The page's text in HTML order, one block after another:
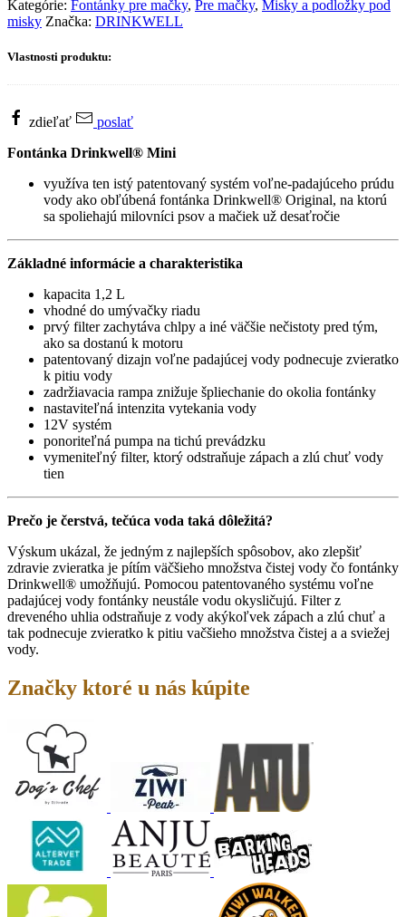
Mini
Kategórie: Fontánky pre mačky, Pre mačky, Misky a podložky pod
misky Značka: DRINKWELL
Vlastnosti produktu:
zdieľať
poslať
Fontánka Drinkwell® Mini
využíva ten istý patentovaný systém voľne-padajúceho prúdu
vody ako obľúbená fontánka Drinkwell® Original, na ktorú
sa spoliehajú milovníci psov a mačiek už desaťročie
Základné informácie a charakteristika
kapacita 1,2 L
vhodné do umývačky riadu
prvý filter zachytáva chlpy a iné väčšie nečistoty pred tým,
ako sa dostanú k motoru
patentovaný dizajn voľne padajúcej vody podnecuje zvieratko
k pitiu vody
zadržiavacia rampa znižuje špliechanie do okolia fontánky
nastaviteľná intenzita vytekania vody
12V systém
ponoriteľná pumpa na tichú prevádzku
vymeniteľný filter, ktorý odstraňuje zápach a zlú chuť vody
tien
Prečo je čerstvá, tečúca voda taká dôležitá?
Výskum ukázal, že jedným z najlepších spôsobov, ako zlepšiť
zdravie zvieratka je pítím väčšieho množstva čistej vody čo fontánky
Drinkwell® umožňujú. Pomocou patentovaného systému voľne
padajúcej vody fontánky neustále vodu okysličujú. Filter z
dreveného uhlia odstraňuje z vody akýkoľvek zápach a zlú chuť a
tak podnecuje zvieratko k pitiu vačšieho množstva čistej a a sviežej
vody.
Značky ktoré u nás kúpite